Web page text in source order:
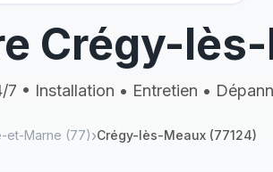
Crégy-
• Installation • Entretien •
et-Marne (77) Crégy-lès-Meaux (77124)